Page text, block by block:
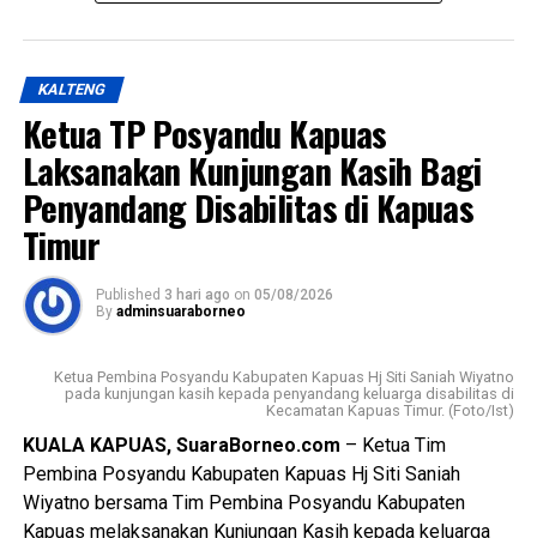
Kabupaten Kapuas berkomitmen mewujudkan
sumber daya manusia sebagai bagian dari visi daerah,
yakni mewujudkan masyarakat Kabupaten Kapuas yang
berdaya saing, sejahtera indah aman dan religius.
Ia mengatakan keberhasilan pembangunan tidak hanya
diukur dari kemajuan fisik dan ekonomi tetapi juga dari
lahirnya generasi muda yang memiliki integritas jiwa
nasionalisme mampu beradaptasi dengan perkembangan
zaman, serta tetap berpegang teguh pada nilai-nilai
bernegara.
$Paskibraka merupakan wadah pembentukan karakter
generasi muda yang berlandaskan nilai-nilai Pancasila
cinta tanah air disiplin tanggung jawab kepemimpinan, dan
semangat gotong royong,” ujarnya.
KALTENG
Ketua TP Posyandu Kapuas
Laksanakan Kunjungan Kasih Bagi
Penyandang Disabilitas di Kapuas
Timur
Published 3 hari ago on 05/08/2026
By adminsuaraborneo
Ketua Pembina Posyandu Kabupaten Kapuas Hj Siti Saniah Wiyatno
pada kunjungan kasih kepada penyandang keluarga disabilitas di
Kecamatan Kapuas Timur. (Foto/Ist)
KUALA KAPUAS, SuaraBorneo.com – Ketua Tim
Pembina Posyandu Kabupaten Kapuas Hj Siti Saniah
Wiyatno bersama Tim Pembina Posyandu Kabupaten
Kapuas melaksanakan Kunjungan Kasih kepada keluarga